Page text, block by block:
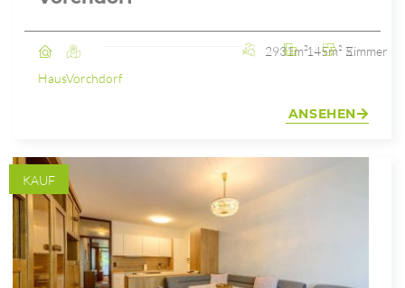
HausVorchdorf
2931m²145m² 5 Zimmer
ANSEHEN
KAUF